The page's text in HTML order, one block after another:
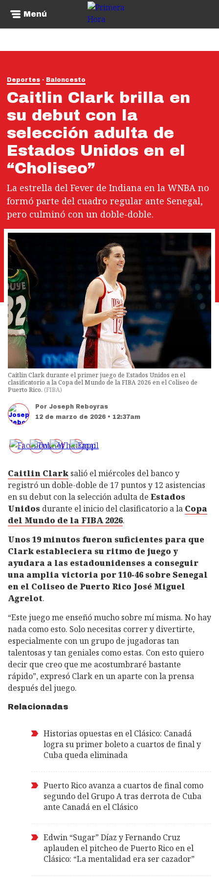
Menú
Deportes Baloncesto
Caitlin Clark brilla en
su debut con la
selección adulta de
Estados Unidos en el
“Choliseo”
La estrella del Fever de Indiana en la WNBA no
formó parte del cuadro regular ante Senegal,
pero culminó con un doble-doble.
Caitlin Clark durante el primer juego de Estados Unidos en el
clasificatorio a la Copa del Mundo de la FIBA 2026 en el Coliseo de
Puerto Rico. (FIBA)
Por Joseph Reboyras
12 de marzo de 2026 • 12:37am
Caitlin Clark salió el miércoles del banco y
registró un doble-doble de 17 puntos y 12 asistencias
en su debut con la selección adulta de Estados
Unidos durante el inicio del clasificatorio a la Copa
del Mundo de la FIBA 2026.
Unos 19 minutos fueron suficientes para que
Clark estableciera su ritmo de juego y
ayudara a las estadounidenses a conseguir
una amplia victoria por 110-46 sobre Senegal
en el Coliseo de Puerto Rico José Miguel
Agrelot.
“Este juego me enseñó mucho sobre mí misma. No hay
nada como esto. Solo necesitas correr y divertirte,
especialmente con un grupo de jugadoras tan
talentosas y tan geniales como estas. Con esto quiero
decir que creo que me acostumbraré bastante
rápido”, expresó Clark en un aparte con la prensa
después del juego.
Relacionadas
Historias opuestas en el Clásico: Canadá
logra su primer boleto a cuartos de final y
Cuba queda eliminada
Puerto Rico avanza a cuartos de final como
segundo del Grupo A tras derrota de Cuba
ante Canadá en el Clásico
Edwin “Sugar” Díaz y Fernando Cruz
aplauden el pitcheo de Puerto Rico en el
Clásico: “La mentalidad era ser cazador”